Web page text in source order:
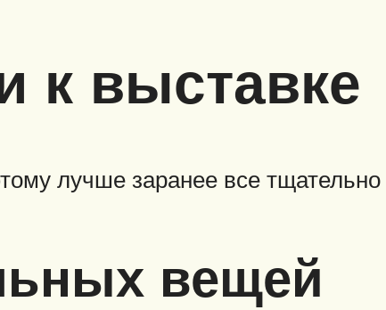
к выставке
лучше заранее все
вещей